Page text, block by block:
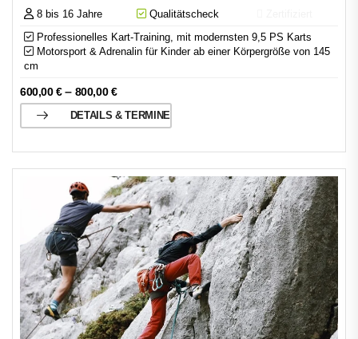
8 bis 16 Jahre Qualitätscheck
Professionelles Kart-Training, mit modernsten 9,5 PS Karts
Motorsport & Adrenalin für Kinder ab einer Körpergröße von 145
cm
600,00€– 800,00€
DETAILS & TERMINE